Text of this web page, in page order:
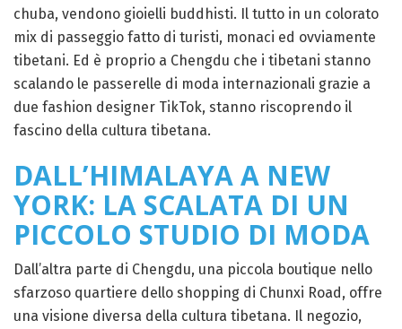
chuba, vendono gioielli buddhisti. Il tutto in un colorato
mix di passeggio fatto di turisti, monaci ed ovviamente
tibetani. Ed è proprio a Chengdu che i tibetani stanno
scalando le passerelle di moda internazionali grazie a
due fashion designer TikTok, stanno riscoprendo il
fascino della cultura tibetana.
DALL’HIMALAYA A NEW
YORK: LA SCALATA DI UN
PICCOLO STUDIO DI MODA
Dall’altra parte di Chengdu, una piccola boutique nello
sfarzoso quartiere dello shopping di Chunxi Road, offre
una visione diversa della cultura tibetana. Il negozio,